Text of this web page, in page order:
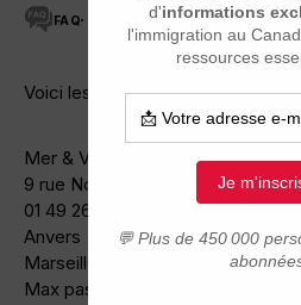
FAQ 1 MINUTES DE LECTURE 3.6K VUES
Voici les infos concernant les
Mer & Voyage
9 rue Notre Dame des Victoires
01 49 26 93 33 télécopie: .01 42
Anvers –> Montréal :8-9 jours;
Marseille –> Montréal: 9-11 jours;
Max passagers : 12 généralement: